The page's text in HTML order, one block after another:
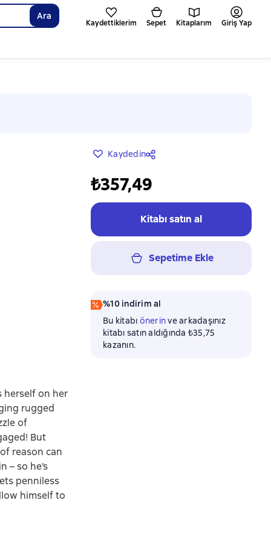
Ara
Kaydettiklerim Sepet Kitaplarım Giriş Yap
Kaydedin
₺357,49
Kitabı satın al
Sepetime Ekle
%10 indirim al
Bu kitabı önerinve arkadaşınız
kitabı satın aldığında ₺35,75
kazanın.
herself on her
rugged
of
But
reason can
– so he’s
penniless
himself to